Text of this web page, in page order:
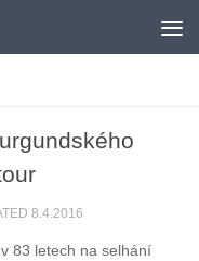
8.4.2016
83 letech na selhání